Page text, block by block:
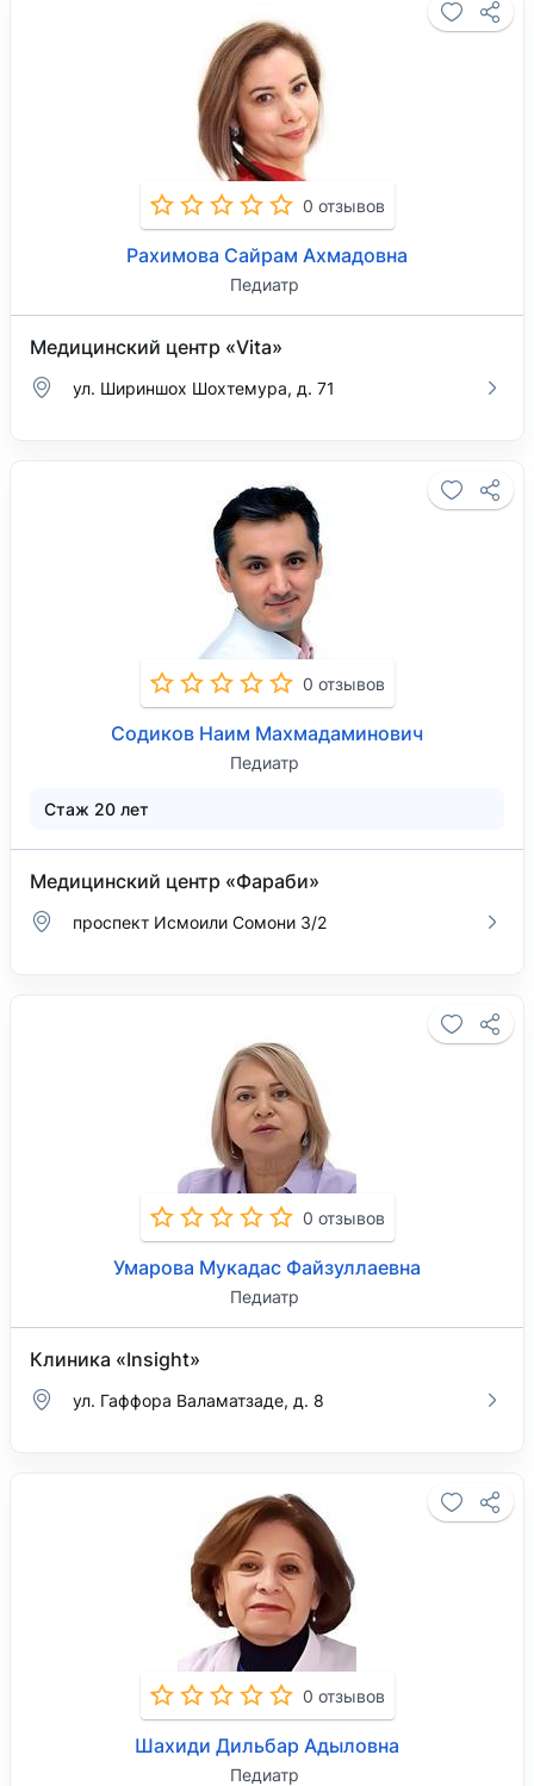
0 отзывов
Рахимова Сайрам Ахмадовна
Педиатр
Медицинский центр «Vita»
ул. Шириншох Шохтемура, д. 71
0 отзывов
Содиков Наим Махмадаминович
Педиатр
Стаж 20 лет
Медицинский центр «Фараби»
проспект Исмоили Сомони 3/2
0 отзывов
Умарова Мукадас Файзуллаевна
Педиатр
Клиника «Insight»
ул. Гаффора Валаматзаде, д. 8
0 отзывов
Шахиди Дильбар Адыловна
Педиатр